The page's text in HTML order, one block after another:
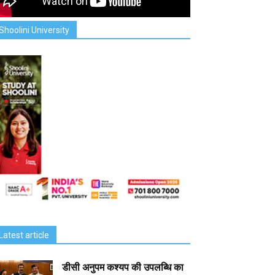
University
article
डीसी अनुपम कश्यप की उपलब्धि का